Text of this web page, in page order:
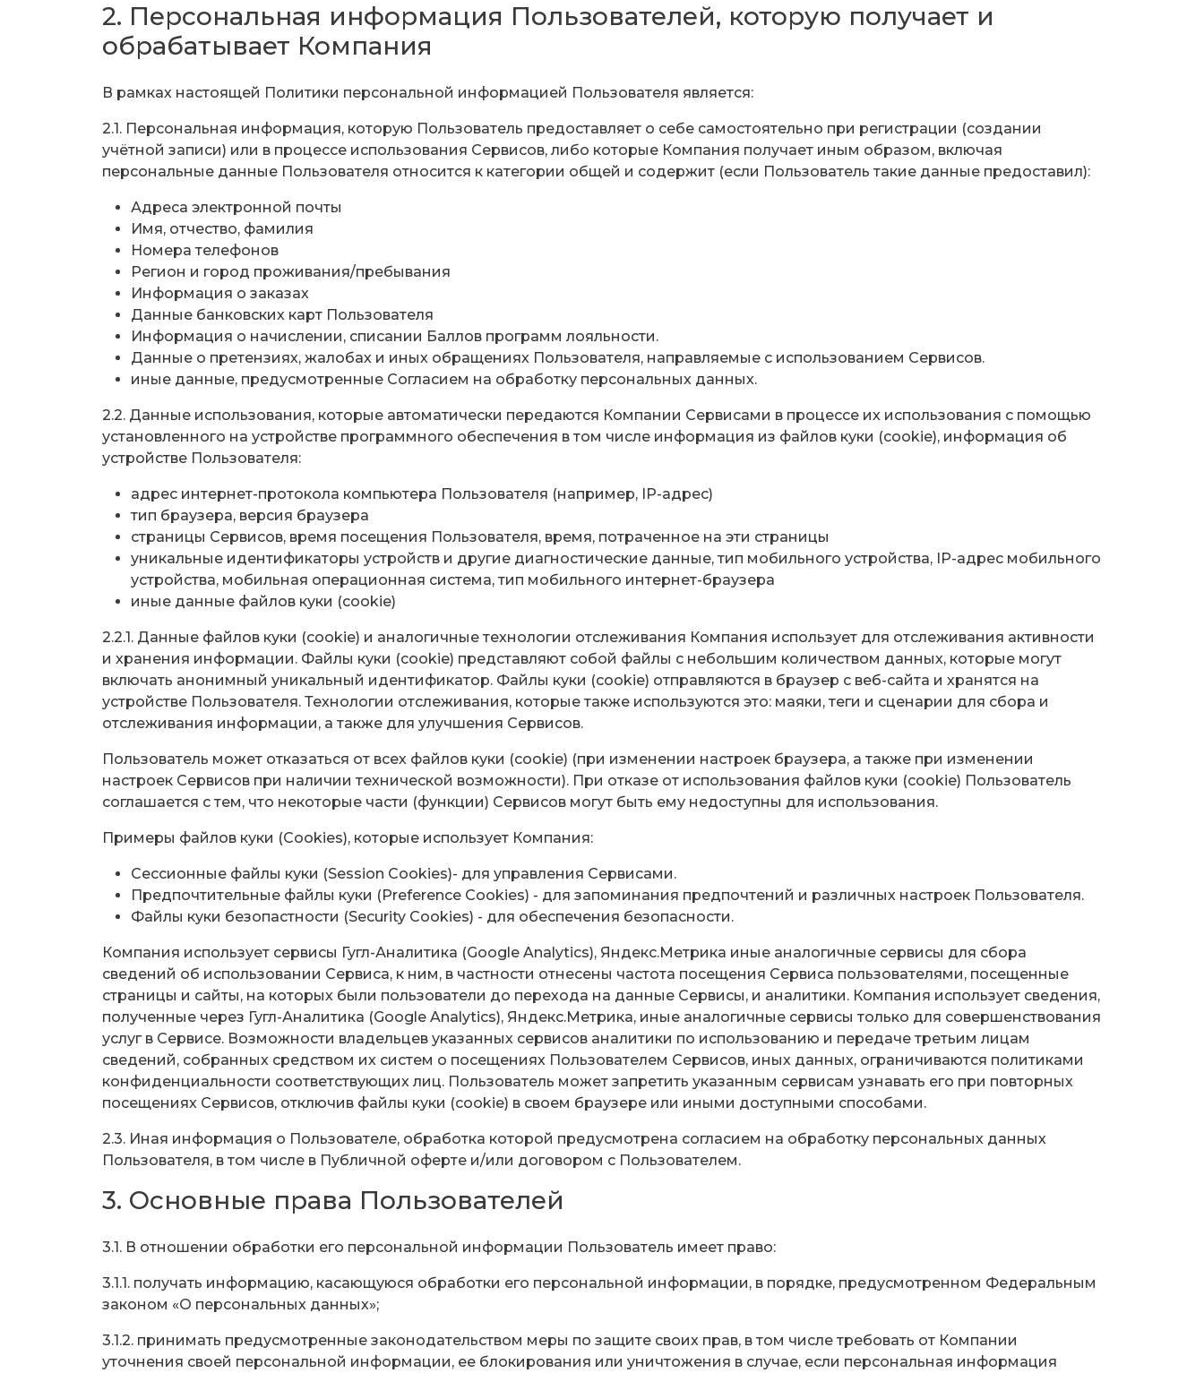
2. Персональная информация Пользователей, которую получает и
обрабатывает Компания
В рамках настоящей Политики персональной информацией Пользователя является:
2.1. Персональная информация, которую Пользователь предоставляет о себе самостоятельно при регистрации (создании
учётной записи) или в процессе использования Сервисов, либо которые Компания получает иным образом, включая
персональные данные Пользователя относится к категории общей и содержит (если Пользователь такие данные предоставил):
Адреса электронной почты
Имя, отчество, фамилия
Номера телефонов
Регион и город проживания/пребывания
Информация о заказах
Данные банковских карт Пользователя
Информация о начислении, списании Баллов программ лояльности.
Данные о претензиях, жалобах и иных обращениях Пользователя, направляемые с использованием Сервисов.
иные данные, предусмотренные Согласием на обработку персональных данных.
2.2. Данные использования, которые автоматически передаются Компании Сервисами в процессе их использования с помощью
установленного на устройстве программного обеспечения в том числе информация из файлов куки (сookie), информация об
устройстве Пользователя:
адрес интернет-протокола компьютера Пользователя (например, IP-адрес)
тип браузера, версия браузера
страницы Сервисов, время посещения Пользователя, время, потраченное на эти страницы
уникальные идентификаторы устройств и другие диагностические данные, тип мобильного устройства, IP-адрес мобильного
устройства, мобильная операционная система, тип мобильного интернет-браузера
иные данные файлов куки (сookie)
2.2.1. Данные файлов куки (сookiе) и аналогичные технологии отслеживания Компания использует для отслеживания активности
и хранения информации. Файлы куки (сookie) представляют собой файлы с небольшим количеством данных, которые могут
включать анонимный уникальный идентификатор. Файлы куки (сookie) отправляются в браузер с веб-сайта и хранятся на
устройстве Пользователя. Технологии отслеживания, которые также используются это: маяки, теги и сценарии для сбора и
отслеживания информации, а также для улучшения Сервисов.
Пользователь может отказаться от всех файлов куки (сookie) (при изменении настроек браузера, а также при изменении
настроек Сервисов при наличии технической возможности). При отказе от использования файлов куки (сookie) Пользователь
соглашается с тем, что некоторые части (функции) Сервисов могут быть ему недоступны для использования.
Примеры файлов куки (Сookies), которые использует Компания:
Сессионные файлы куки (Session Cookies)- для управления Сервисами.
Предпочтительные файлы куки (Preference Cookies) - для запоминания предпочтений и различных настроек Пользователя.
Файлы куки безопастности (Security Cookies) - для обеспечения безопасности.
Компания использует сервисы Гугл-Аналитика (Google Analytics), Яндекс.Метрика иные аналогичные сервисы для сбора
сведений об использовании Сервиса, к ним, в частности отнесены частота посещения Сервиса пользователями, посещенные
страницы и сайты, на которых были пользователи до перехода на данные Сервисы, и аналитики. Компания использует сведения,
полученные через Гугл-Аналитика (Google Analytics), Яндекс.Метрика, иные аналогичные сервисы только для совершенствования
услуг в Сервисе. Возможности владельцев указанных сервисов аналитики по использованию и передаче третьим лицам
сведений, собранных средством их систем о посещениях Пользователем Сервисов, иных данных, ограничиваются политиками
конфиденциальности соответствующих лиц. Пользователь может запретить указанным сервисам узнавать его при повторных
посещениях Сервисов, отключив файлы куки (сookie) в своем браузере или иными доступными способами.
2.3. Иная информация о Пользователе, обработка которой предусмотрена согласием на обработку персональных данных
Пользователя, в том числе в Публичной оферте и/или договором с Пользователем.
3. Основные права Пользователей
3.1. В отношении обработки его персональной информации Пользователь имеет право:
3.1.1. получать информацию, касающуюся обработки его персональной информации, в порядке, предусмотренном Федеральным
законом «О персональных данных»;
3.1.2. принимать предусмотренные законодательством меры по защите своих прав, в том числе требовать от Компании
уточнения своей персональной информации, ее блокирования или уничтожения в случае, если персональная информация